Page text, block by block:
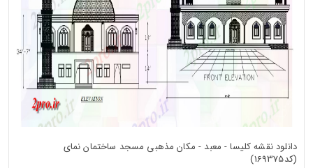
دانلود نقشه کلیسا - معبد - مکان مذهبی مسجد ساختمان نمای
(کد169375)